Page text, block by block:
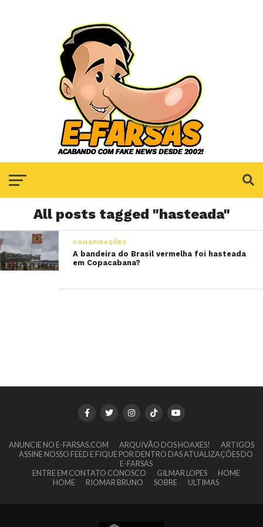
All posts tagged "hasteada"
CONSPIRAÇÕES
A bandeira do Brasil vermelha foi hasteada
em Copacabana?
ANUNCIE NO E-FARSAS.COM ARQUIVÃO DOS HOAXES!
ARTIGOS
ASSINE NOSSO FEED E FIQUE POR DENTRO DAS ATUALIZAÇÕES DO
E-FARSAS
ENTRE EM CONTATO CONOSCO
GILMAR LOPES
HOME
HOME
RIOMAR BRUNO SOBRE ULTIMAS